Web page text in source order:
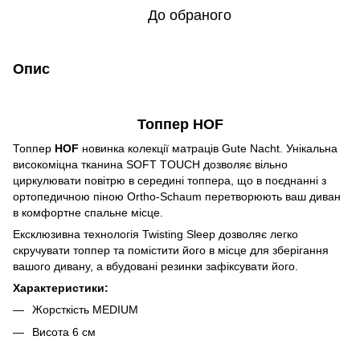
До обраного
Опис
Топпер HOF
Топпер HOF новинка колекції матраців Gute Nacht. Унікальна
високоміцна тканина SOFT TOUCH дозволяє вільно
циркулювати повітрю в середині топпера, що в поєднанні з
ортопедичною піною Ortho-Schaum перетворюють ваш диван
в комфортне спальне місце.
Ексклюзивна технологія Twisting Sleep дозволяє легко
скручувати топпер та помістити його в місце для зберігання
вашого дивану, а вбудовані резинки зафіксувати його.
Характеристики:
Жорсткiсть MEDIUM
Висота 6 см